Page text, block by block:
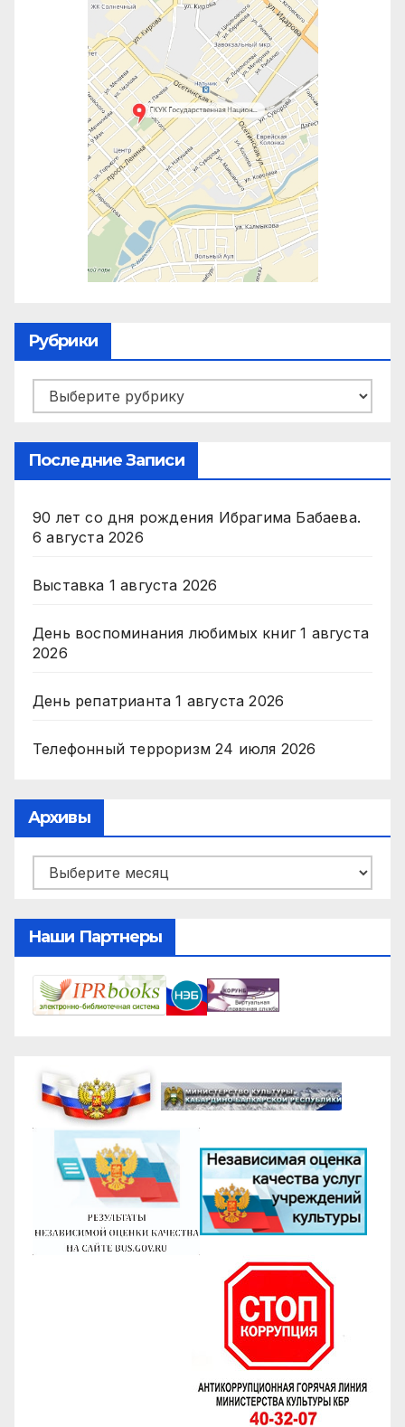
Рубрики
Рубрики
Последние Записи
90 лет со дня рождения Ибрагима Бабаева.
6 августа 2026
Выставка 1 августа 2026
День воспоминания любимых книг 1 августа
2026
День репатрианта 1 августа 2026
Телефонный терроризм 24 июля 2026
Архивы
Архивы
Наши Партнеры